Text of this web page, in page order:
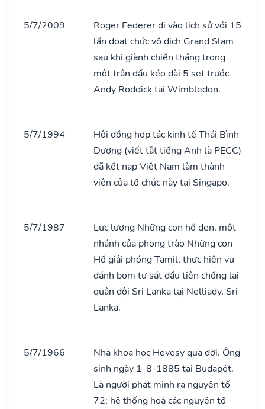
5/7/2009
Roger Federer đi vào lịch sử với 15
lần đoạt chức vô địch Grand Slam
sau khi giành chiến thắng trong
một trận đấu kéo dài 5 set trước
Andy Roddick tại Wimbledon.
5/7/1994
Hội đồng hợp tác kinh tế Thái Bình
Dương (viết tắt tiếng Anh là PECC)
đã kết nạp Việt Nam làm thành
viên của tổ chức này tại Singapo.
5/7/1987
Lực lượng Những con hổ đen, một
nhánh của phong trào Những con
Hổ giải phóng Tamil, thực hiện vụ
đánh bom tự sát đầu tiên chống lại
quân đội Sri Lanka tại Nelliady, Sri
Lanka.
5/7/1966
Nhà khoa học Hevesy qua đời. Ông
sinh ngày 1-8-1885 tại Buđapét.
Là người phát minh ra nguyên tố
72; hệ thống hoá các nguyên tố